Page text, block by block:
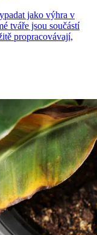
jako výhra v
tváře jsou součástí
propracovávají,